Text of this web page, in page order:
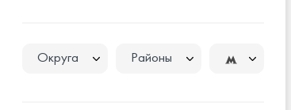
Округа Районы